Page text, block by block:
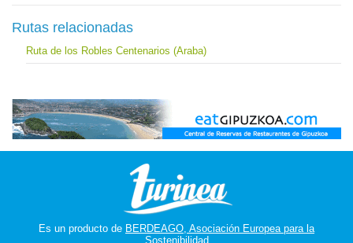
Rutas relacionadas
Ruta de los Robles Centenarios (Araba)
Es un producto de BERDEAGO, Asociación Europea para la
Sostenibilidad